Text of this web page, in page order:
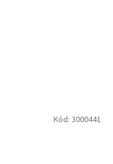
Kód: 3000441